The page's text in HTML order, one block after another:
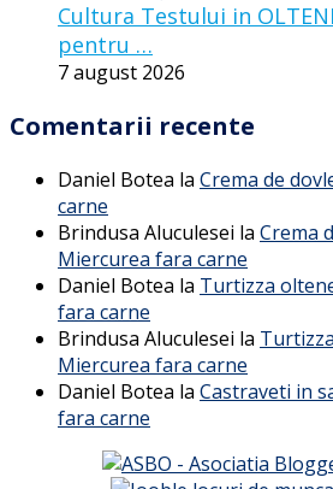
Cultura Testului in
pentru …
7 august 2026
Comentarii recente
Daniel Botea la Crema de
carne
Brindusa Aluculesei la Crema
Miercurea fara carne
Daniel Botea la Turtizza
fara carne
Brindusa Aluculesei la
Miercurea fara carne
Daniel Botea la Castraveti in
fara carne